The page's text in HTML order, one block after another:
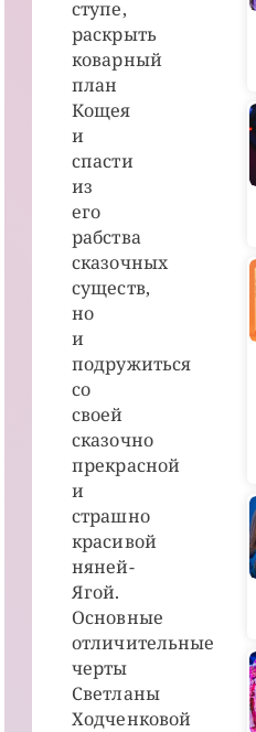
ступе,
раскрыть
коварный
план
Кощея
и
спасти
из
его
рабства
сказочных
существ,
но
и
подружиться
со
своей
сказочно
прекрасной
и
страшно
красивой
няней-
Ягой.
Основные
отличительные
черты
Светланы
Ходченковой